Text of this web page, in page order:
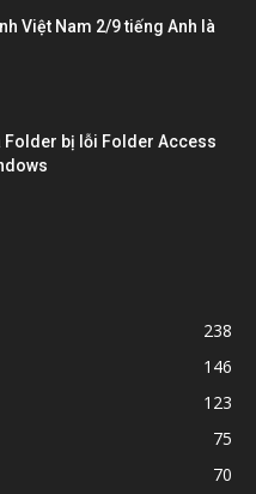
Việt Nam 2/9 tiếng Anh là
Folder bị lỗi Folder Access
238
146
123
75
70